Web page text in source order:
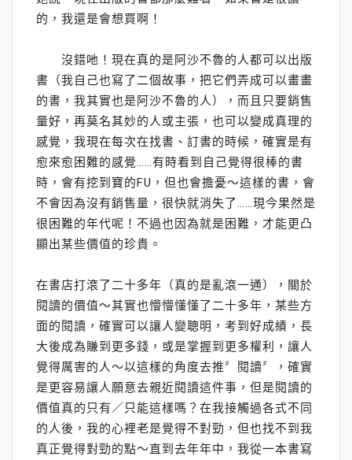
的，我還是會想買啊！
沒錯吔！現在真的是阿沙不魯的人都可以出版
書（我自己也寫了二個故事，把它們弄成可以畫畫
的書，我其實也是阿沙不魯的人），而且只要銷售
量好，再莫名其妙的人或主張，也可以變成真理的
感覺，我現在每次在找書、訂書的時候，確實是有
愈來愈困難的感覺……有時看到自己覺得很棒的書
時，會有挖到寶的FU，但也會擔憂～這樣的書，會
不會因為沒有銷售量，很快就消失了……現今果然是
很困難的年代呢！不過也因為就是困難，才能更凸
顯出某些價值的珍貴。
在書店打滾了二十多年（真的是亂滾一通），關於
閱讀的價值～其實也懵懵懂懂了二十多年，某些方
面的閱讀，確實可以讓人變聰明，考到好成績，長
大後成為賺到更多錢，或是掌握到更多權利，讓人
覺得厲害的人～以這樣的角度去推〞閱讀〞，確實
是更容易讓人願意去親近閱讀這件事，但是閱讀的
價值真的只有／只能這樣嗎？在我接觸過各式不同
的人後，我的心裡老是覺得不對勁，但也找不到我
真正覺得對勁的點～直到去年年中，我從一本書寫